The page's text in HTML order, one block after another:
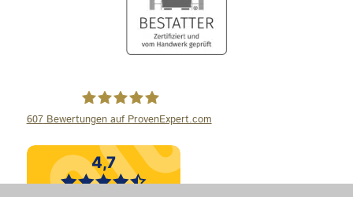
Wiese Bestattungen GmbH und Co.KG
607Bewertungen auf ProvenExpert.com